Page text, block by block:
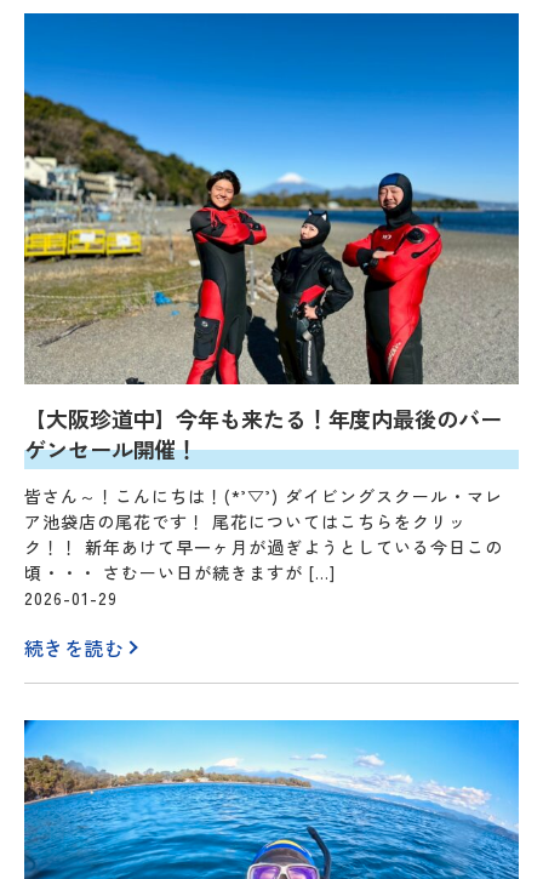
【大阪珍道中】今年も来たる！年度内最後のバー
ゲンセール開催！
皆さん～！こんにちは！(*’▽’) ダイビングスクール・マレ
ア池袋店の尾花です！ 尾花についてはこちらをクリッ
ク！！ 新年あけて早一ヶ月が過ぎようとしている今日この
頃・・・ さむーい日が続きますが […]
2026-01-29
続きを読む